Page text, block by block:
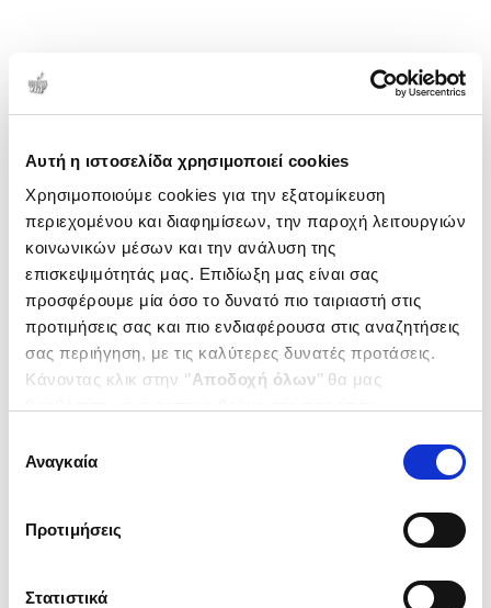
Αυτή η ιστοσελίδα χρησιμοποιεί cookies
Χρησιμοποιούμε cookies για την εξατομίκευση
περιεχομένου και διαφημίσεων, την παροχή λειτουργιών
κοινωνικών μέσων και την ανάλυση της
επισκεψιμότητάς μας. Επιδίωξη μας είναι σας
προσφέρουμε μία όσο το δυνατό πιο ταιριαστή στις
προτιμήσεις σας και πιο ενδιαφέρουσα στις αναζητήσεις
σας περιήγηση, με τις καλύτερες δυνατές προτάσεις.
Κάνοντας κλικ στην ‘’Αποδοχή όλων’’ θα μας
ενδιαφέρουν και να επιλέξετε από τα παρακάτω με την
΄΄και να ενημερωθείτε σχετικά με
συγκατάθεσης
Αναγκαία
Προτιμήσεις
Στατιστικά